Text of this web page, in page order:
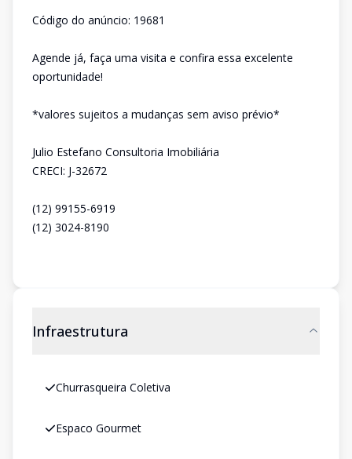
Código do anúncio: 19681
Agende já, faça uma visita e confira essa excelente
oportunidade!
*valores sujeitos a mudanças sem aviso prévio*
Julio Estefano Consultoria Imobiliária
CRECI: J-32672
(12) 99155-6919
(12) 3024-8190
Infraestrutura
Churrasqueira Coletiva
Espaco Gourmet